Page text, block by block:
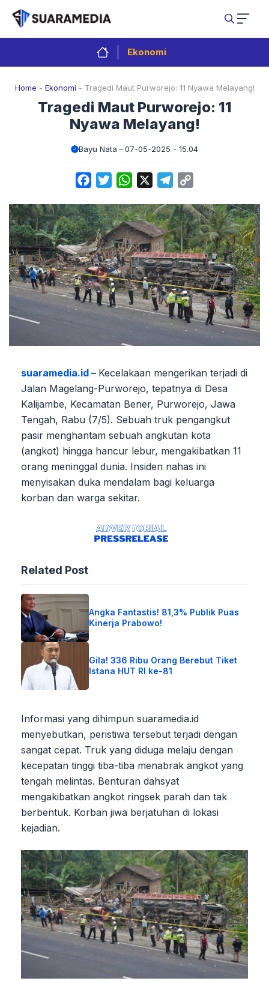
Langsung
isi
Ekonomi
Home - Ekonomi - Tragedi Maut Purworejo: 11 Nyawa Melayang!
Tragedi Maut Purworejo: 11
Nyawa Melayang!
Bayu Nata 07-05-2025 - 15.04
FacebookTwitterWhatsApp Telegram
suaramedia.id – Kecelakaan mengerikan terjadi di
Jalan Magelang-Purworejo, tepatnya di Desa
Kalijambe, Kecamatan Bener, Purworejo, Jawa
Tengah, Rabu (7/5). Sebuah truk pengangkut
pasir menghantam sebuah angkutan kota
(angkot) hingga hancur lebur, mengakibatkan 11
orang meninggal dunia. Insiden nahas ini
menyisakan duka mendalam bagi keluarga
korban dan warga sekitar.
Related Post
Angka Fantastis! 81,3% Publik Puas
Kinerja Prabowo!
Gila! 336 Ribu Orang Berebut Tiket
Istana HUT RI ke-81
Informasi yang dihimpun suaramedia.id
menyebutkan, peristiwa tersebut terjadi dengan
sangat cepat. Truk yang diduga melaju dengan
kecepatan tinggi tiba-tiba menabrak angkot yang
tengah melintas. Benturan dahsyat
mengakibatkan angkot ringsek parah dan tak
berbentuk. Korban jiwa berjatuhan di lokasi
kejadian.